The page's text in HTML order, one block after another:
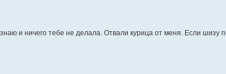
и ничего тебе не делала. Отвали курица от меня. Если шизу